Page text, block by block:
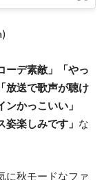
ーデ素敵」「やっ
放送で歌声が聴け
かっこいい」
姿楽しみです」 な
に秋モードなファ